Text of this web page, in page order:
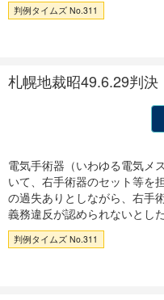
判例タイムズ No.311
札幌地裁昭49.6.29判決
電気手術器（いわゆる電気メ
いて、右手術器のセット等を
の過失ありとしながら、右手
義務違反が認められないとし
判例タイムズ No.311